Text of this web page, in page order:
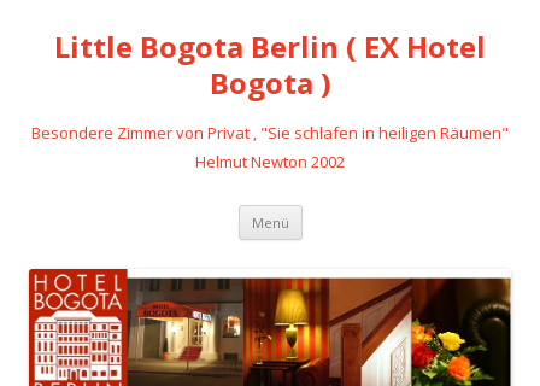
Little Bogota Berlin ( EX Hotel
Bogota )
Besondere Zimmer von Privat , "Sie schlafen in heiligen Räumen"
Helmut Newton 2002
Menü Zum
springen